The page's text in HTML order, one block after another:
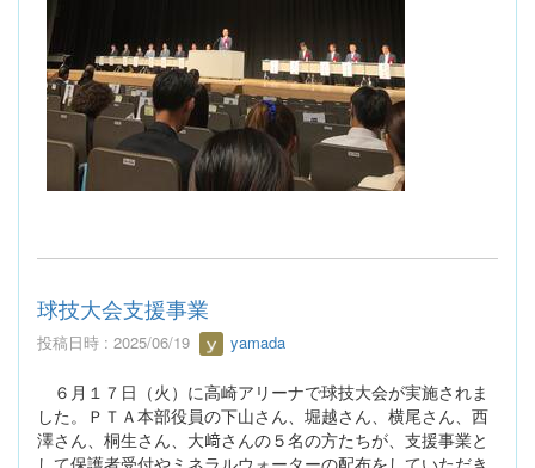
球技大会支援事業
投稿日時 : 2025/06/19 yamada
６月１７日（火）に高崎アリーナで球技大会が実施されま
した。ＰＴＡ本部役員の下山さん、堀越さん、横尾さん、西
澤さん、桐生さん、大﨑さんの５名の方たちが、支援事業と